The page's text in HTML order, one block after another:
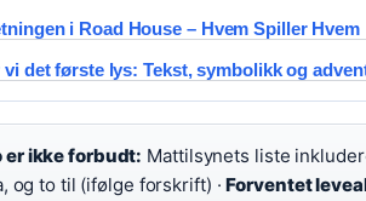
i Road House – Hvem Spiller Hvem
vi det første lys: Tekst, symbolikk og
er ikke forbudt: Mattilsynets liste
og to til (ifølge forskrift) ·Forventet